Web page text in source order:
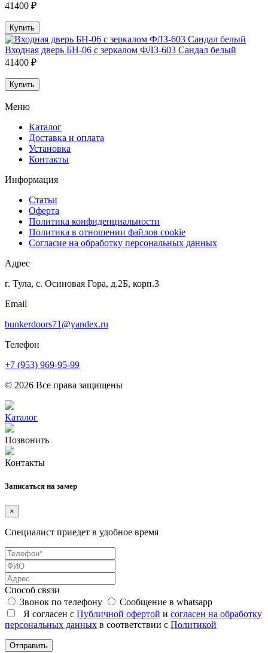
41400 ₽
Купить
Входная дверь БН-06 с зеркалом ФЛЗ-603 Сандал белый
41400 ₽
Купить
Меню
Каталог
Доставка и оплата
Установка
Контакты
Информация
Статьи
Оферта
Политика конфиденциальности
Политика в отношении файлов cookie
Согласие на обработку персональных данных
Адрес
г. Тула, с. Осиновая Гора, д.2Б, корп.3
Email
bunkerdoors71@yandex.ru
Телефон
+7 (953) 969-95-99
© 2026 Все права защищены
Каталог
Позвонить
Контакты
Записаться на замер
×
Специалист приедет в удобное время
Способ связи
Звонок по телефону
Сообщение в whatsapp
Я согласен с Публичной офертой и согласен на обработку
персональных данных в соответствии с Политикой
Отправить